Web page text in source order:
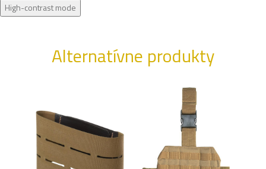
High-contrast mode
Alternatívne produkty